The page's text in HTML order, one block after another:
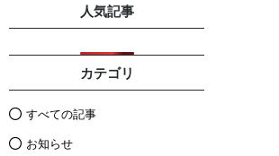
人気記事
カテゴリ
すべての記事
お知らせ